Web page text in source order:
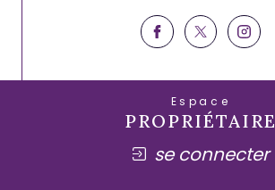
Espace
PROPRIÉTAIRE
se connecter